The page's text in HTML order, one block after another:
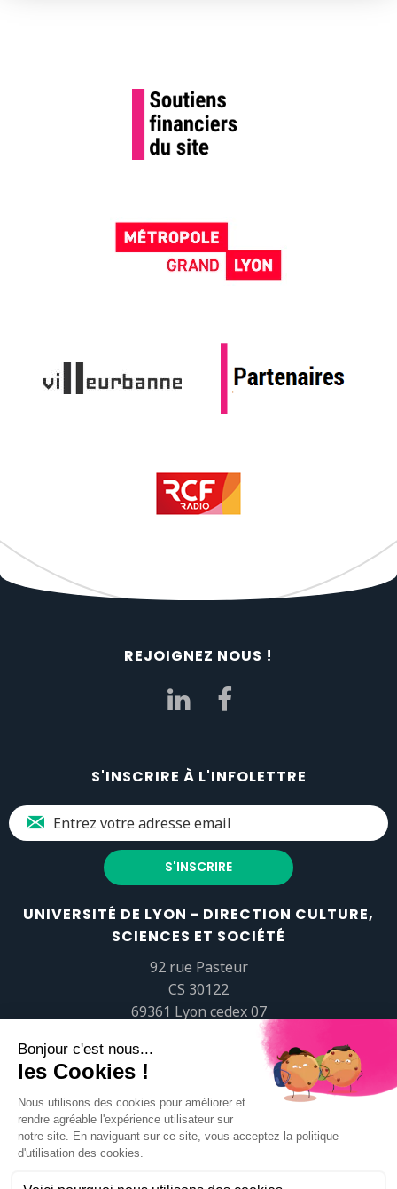
REJOIGNEZ NOUS !
S'INSCRIRE À L'INFOLETTRE
UNIVERSITÉ DE LYON - DIRECTION CULTURE,
SCIENCES ET SOCIÉTÉ
92 rue Pasteur
CS 30122
69361 Lyon cedex 07
popsciences@universite-lyon.fr
Tél.+33 (0)4 37 37 82 01